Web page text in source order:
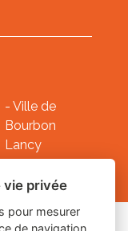
- Ville de
Bourbon
Lancy
des cookies
vie privée
pour mesurer
de navigation.